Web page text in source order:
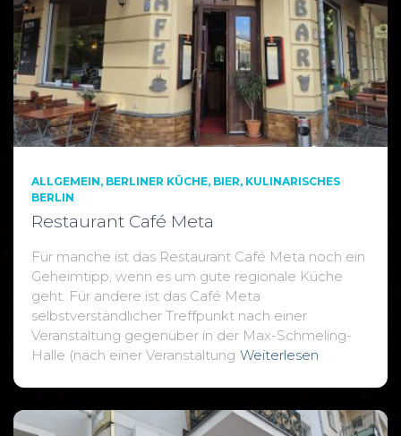
ALLGEMEIN BERLINER KÜCHE BIER KULINARISCHES
BERLIN
Restaurant Café Meta
Für manche ist das Restaurant Café Meta noch ein
Geheimtipp, wenn es um gute regionale Küche
geht. Für andere ist das Café Meta
selbstverständlicher Treffpunkt nach einer
Veranstaltung gegenüber in der Max-Schmeling-
Halle (nach einer Veranstaltung Weiterlesen